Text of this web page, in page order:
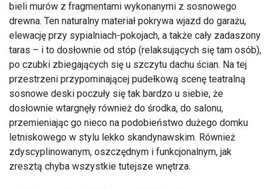
bieli murów z fragmentami wykonanymi z sosnowego
drewna. Ten naturalny materiał pokrywa wjazd do garażu,
elewację przy sypialniach-pokojach, a także cały zadaszony
taras – i to dosłownie od stóp (relaksujących się tam osób),
po czubki zbiegających się u szczytu dachu ścian. Na tej
przestrzeni przypominającej pudełkową scenę teatralną
sosnowe deski poczuły się tak bardzo u siebie, że
dosłownie wtargnęły również do środka, do salonu,
przemieniając go nieco na podobieństwo dużego domku
letniskowego w stylu lekko skandynawskim. Również
zdyscyplinowanym, oszczędnym i funkcjonalnym, jak
zresztą chyba wszystkie tutejsze wnętrza.